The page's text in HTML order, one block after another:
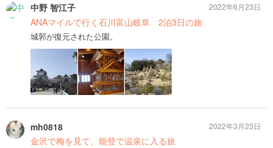
中野 智江子
ANAマイルで行く石川富山岐阜 2泊3日の旅
城郭が復元された公園。
2022年6月23日
mh0818
金沢で梅を見て、能登で温泉に入る旅
2022年3月23日